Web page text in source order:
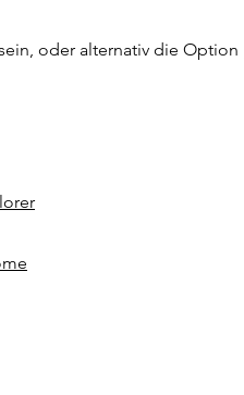
oder alternativ die Option